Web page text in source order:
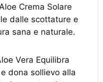
Crema Solare
dalle scottature e
sana e naturale.
Vera Equilibra
dona sollievo alla